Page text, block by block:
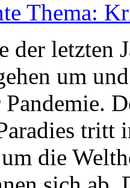
Thema:
der letzten
um
tritt
die